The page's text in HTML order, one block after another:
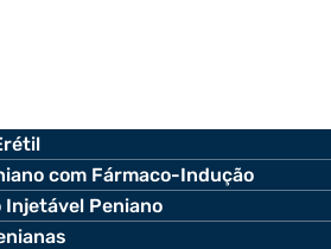
com Fármaco-Indução
Peniano